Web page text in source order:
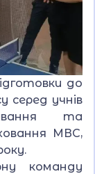
до
серед учнів
та
МВС,
команду